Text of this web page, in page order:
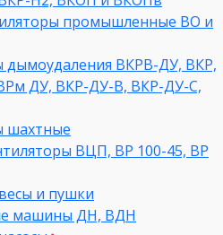
промышленные ВО и
дымоудаления ВКРВ-ДУ, ВКР,
ДУ, ВКР-ДУ-В, ВКР-ДУ-С,
шахтные
ВЦП, ВР 100-45, ВР
и пушки
машины ДН, ВДН